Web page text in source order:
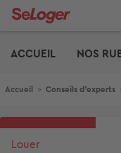
Aller
ACCUEIL
NOS
Fil d'Ariane
Accueil > Conseils d'experts
Louer